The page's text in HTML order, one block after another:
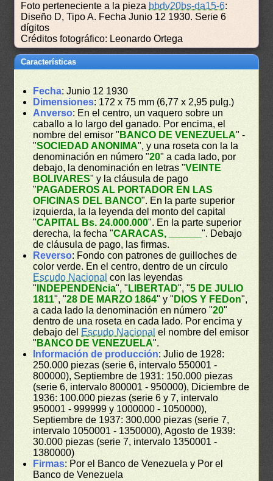
Foto perteneciente a la pieza bbdv20bs-da15-6:
Diseño D, Tipo A. Fecha Junio 12 1930. Serie 6
dígitos
Créditos fotográfico: Leonardo Ortega
Características
Fecha: Junio 12 1930
Dimensiones: 172 x 75 mm (6,77 x 2,95 pulg.)
Anverso: En el centro, un vaquero sobre un
caballo a lo largo del ganado. Por encima, el
nombre del emisor " BANCO DE VENEZUELA" -
"SOCIEDAD ANONIMA", y una roseta con la la
denominación en número "20" a cada lado, por
debajo, la denominación en letras "VEINTE
BOLIVARES" y la cláusula de pago
" PAGADEROS AL PORTADOR EN LAS
OFICINAS DEL BANCO". En la parte superior
izquierda, la la leyenda del monto del capital
"CAPITAL Bs. 24.000.000". En la parte superior
derecha, la fecha "CARACAS, ______". Debajo
de cláusula de pago, las firmas.
Reverso: Fondo con patrones de guilloches de
color verde. En el centro, dentro de un círculo
Escudo Nacional con las leyendas
" INDEPENDENcia", " LIBERTAD", "5 DE JULIO
1811", "28 DE MARZO 1864" y " DIOS Y FEDon",
a cada lado la denominación en número "20"
dentro de una roseta en cada lado. Por encima y
debajo del Escudo Nacional el nombre del emisor
" BANCO DE VENEZUELA".
Información de producción: Julio de 1928:
250.000 piezas (serie 6, intervalo 550001 -
800000), Septiembre de 1931: 150.000 piezas
(serie 6, intervalo 800001 - 950000), Diciembre de
1936: 100.000 piezas (serie 6 y 7, intervalo
950001 - 999999 y 1000000 - 1050000),
Septiembre de 1937: 300.000 piezas (serie 7,
intervalo 1050001 - 1350000), Agosto de 1939:
30.000 piezas (serie 7, intervalo 1350001 -
1380000)
Firmas: Por el Banco de Venezuela y Por el
Banco de Venezuela